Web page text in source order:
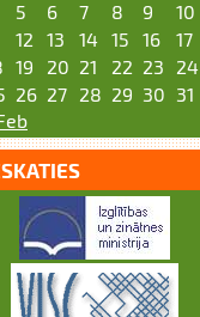
5 6 7 8 9
10
12 13 14 15 16
17
19 20 21 22 23
24
26 27 28 29 30 31